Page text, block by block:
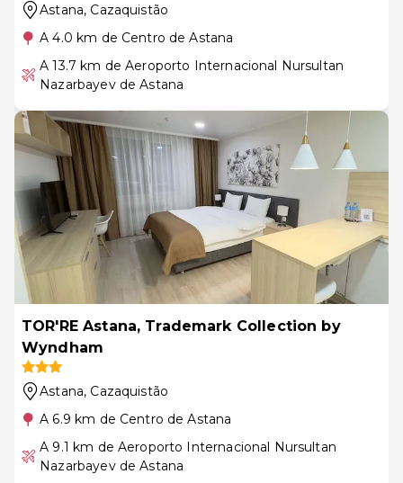
Astana, Cazaquistão
A 4.0 km de Centro de Astana
A 13.7 km de Aeroporto Internacional Nursultan
Nazarbayev de Astana
TOR'RE Astana, Trademark Collection by
Wyndham
Astana, Cazaquistão
A 6.9 km de Centro de Astana
A 9.1 km de Aeroporto Internacional Nursultan
Nazarbayev de Astana